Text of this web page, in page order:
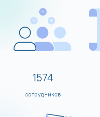
1600
сотрудников